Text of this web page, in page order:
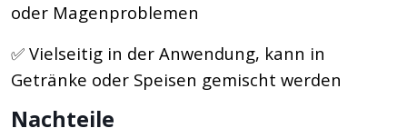
oder Magenproblemen
✅ Vielseitig in der Anwendung, kann in
Getränke oder Speisen gemischt werden
Nachteile